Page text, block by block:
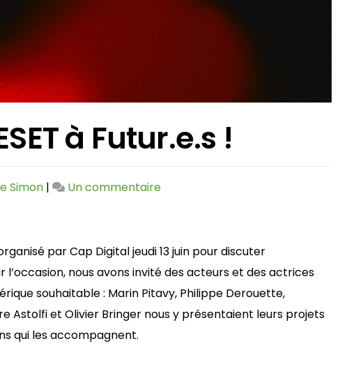
à Futur.e.s !
Simon | Un commentairesur
RESET
à
Futur.e.s
!
par Cap Digital jeudi 13 juin pour discuter
l’occasion, nous avons invité des acteurs et des actrices
souhaitable : Marin Pitavy, Philippe Derouette,
Astolfi et Olivier Bringer nous y présentaient leurs projets
qui les accompagnent.